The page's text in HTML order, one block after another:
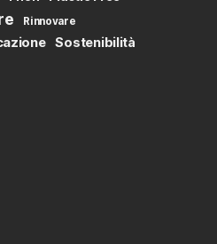
Rinnovare
Sostenibilità